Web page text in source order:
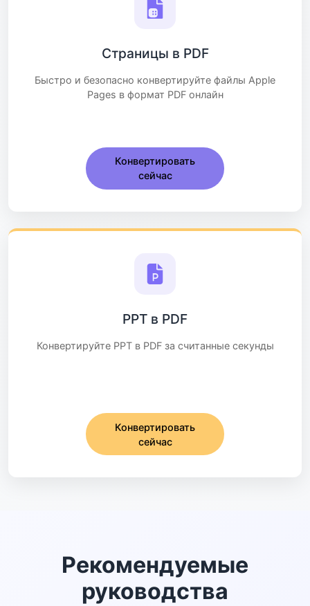
Страницы в PDF
Быстро и безопасно конвертируйте файлы Apple
Pages в формат PDF онлайн
Конвертировать
сейчас
PPT в PDF
Конвертируйте PPT в PDF за считанные секунды
Конвертировать
сейчас
Рекомендуемые
руководства